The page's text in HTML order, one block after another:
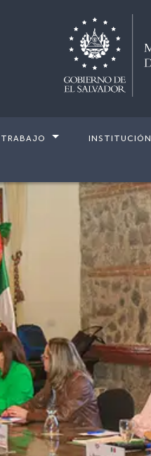
INSTITUCIÓN